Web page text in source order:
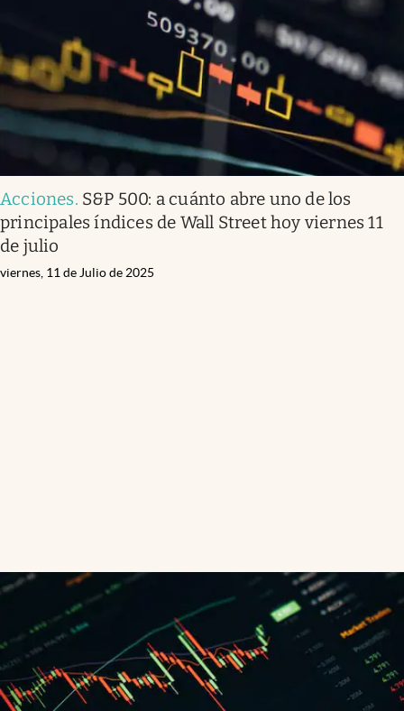
Acciones. S&P 500: a cuánto abre uno de los
principales índices de Wall Street hoy viernes 11
de julio
viernes, 11 de Julio de 2025